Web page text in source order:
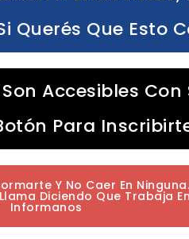
Querés Que Esto
Accesibles
Para
Y No Caer En
Diciendo Que Trabaja
Informanos